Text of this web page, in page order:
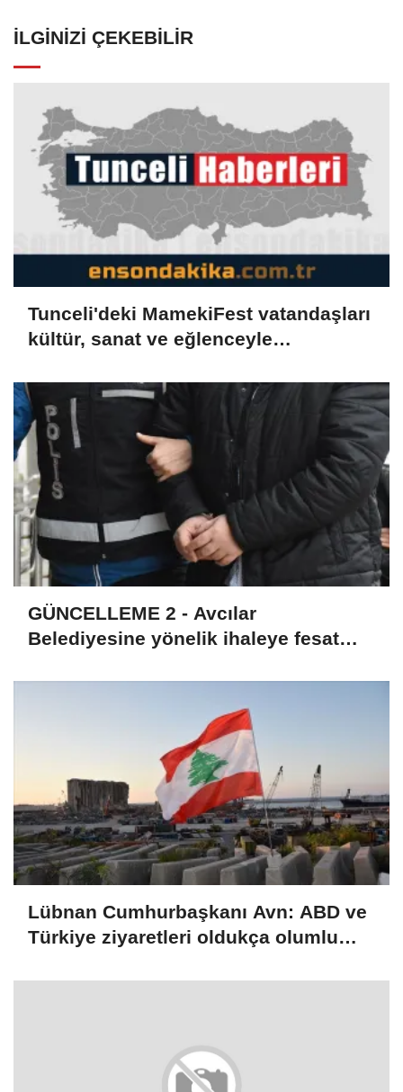
İLGINIZI ÇEKEBILIR
Tunceli'deki MamekiFest vatandaşları
kültür, sanat ve eğlenceyle
GÜNCELLEME 2 - Avcılar
Belediyesine yönelik ihaleye fesat
Lübnan Cumhurbaşkanı Avn: ABD ve
Türkiye ziyaretleri oldukça olumlu